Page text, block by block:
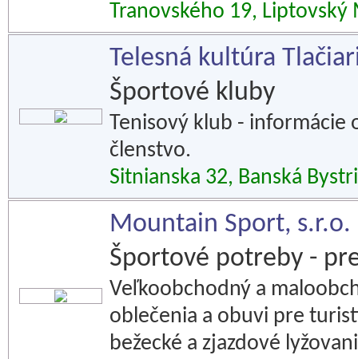
Tranovského 19, Liptovský
Telesná kultúra
Športové kluby
Tenisový klub - informácie
členstvo.
Sitnianska 32, Banská
Mountain Sport, s.r.o.
Športové potreby -
Veľkoobchodný a
oblečenia a obuvi pre
bežecké a zjazdové